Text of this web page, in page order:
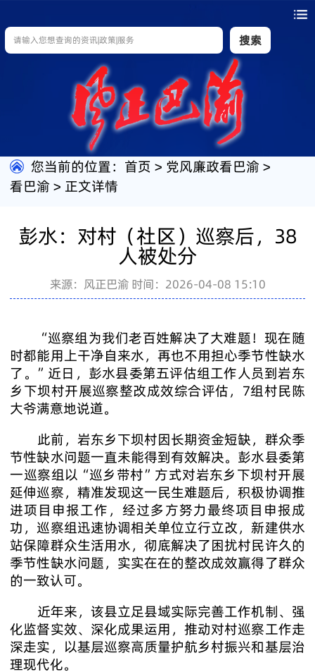
搜索
您当前的位置： 首页 > 党风廉政看巴渝 >
看巴渝 > 正文详情
彭水：对村（社区）巡察后，38
人被处分
来源：风正巴渝 时间：2026-04-08 15:10
“巡察组为我们老百姓解决了大难题！现在随
时都能用上干净自来水，再也不用担心季节性缺水
了。”近日，彭水县委第五评估组工作人员到岩东
乡下坝村开展巡察整改成效综合评估，7组村民陈
大爷满意地说道。
此前，岩东乡下坝村因长期资金短缺，群众季
节性缺水问题一直未能得到有效解决。彭水县委第
一巡察组以“巡乡带村”方式对岩东乡下坝村开展
延伸巡察，精准发现这一民生难题后，积极协调推
进项目申报工作，经过多方努力最终项目申报成
功，巡察组迅速协调相关单位立行立改，新建供水
站保障群众生活用水，彻底解决了困扰村民许久的
季节性缺水问题，实实在在的整改成效赢得了群众
的一致认可。
近年来，该县立足县域实际完善工作机制、强
化监督实效、深化成果运用，推动对村巡察工作走
深走实，以基层巡察高质量护航乡村振兴和基层治
理现代化。